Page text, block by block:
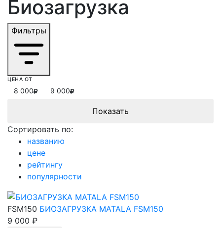
Биозагрузка
Фильтры
ЦЕНА ОТ
8 000 9 000
Сортировать по:
названию
цене
рейтингу
популярности
FSM150 БИОЗАГРУЗКА MATALA FSM150
9 000 ₽